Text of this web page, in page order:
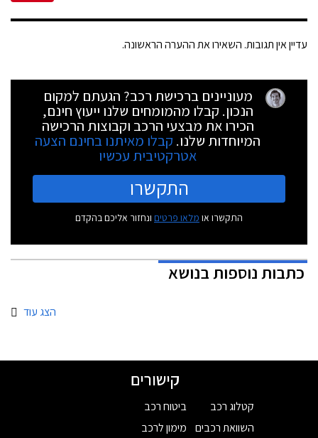
עדיין אין תגובות. השאירו את ההערה הראשונה.
מעוניינים ברכישת רכב? הגעתם למקום
הנכון. קבלו מהמומחים שלנו ייעוץ חינם,
הכירו את מבצעי הרכב וקבוצות הרכישה
המיוחדות שלנו. קבלו מאיתנו בחינם הצעה
אטרקטיבית עכשיו
התקשרו
התקשרו או מלאו פרטים ונחזור אליכם בהקדם
כתבות נוספות בנושא
הצג עוד
קישורים
קטלוג רכב
השוואת רכבים
ביטוח רכב
מימון לרכב